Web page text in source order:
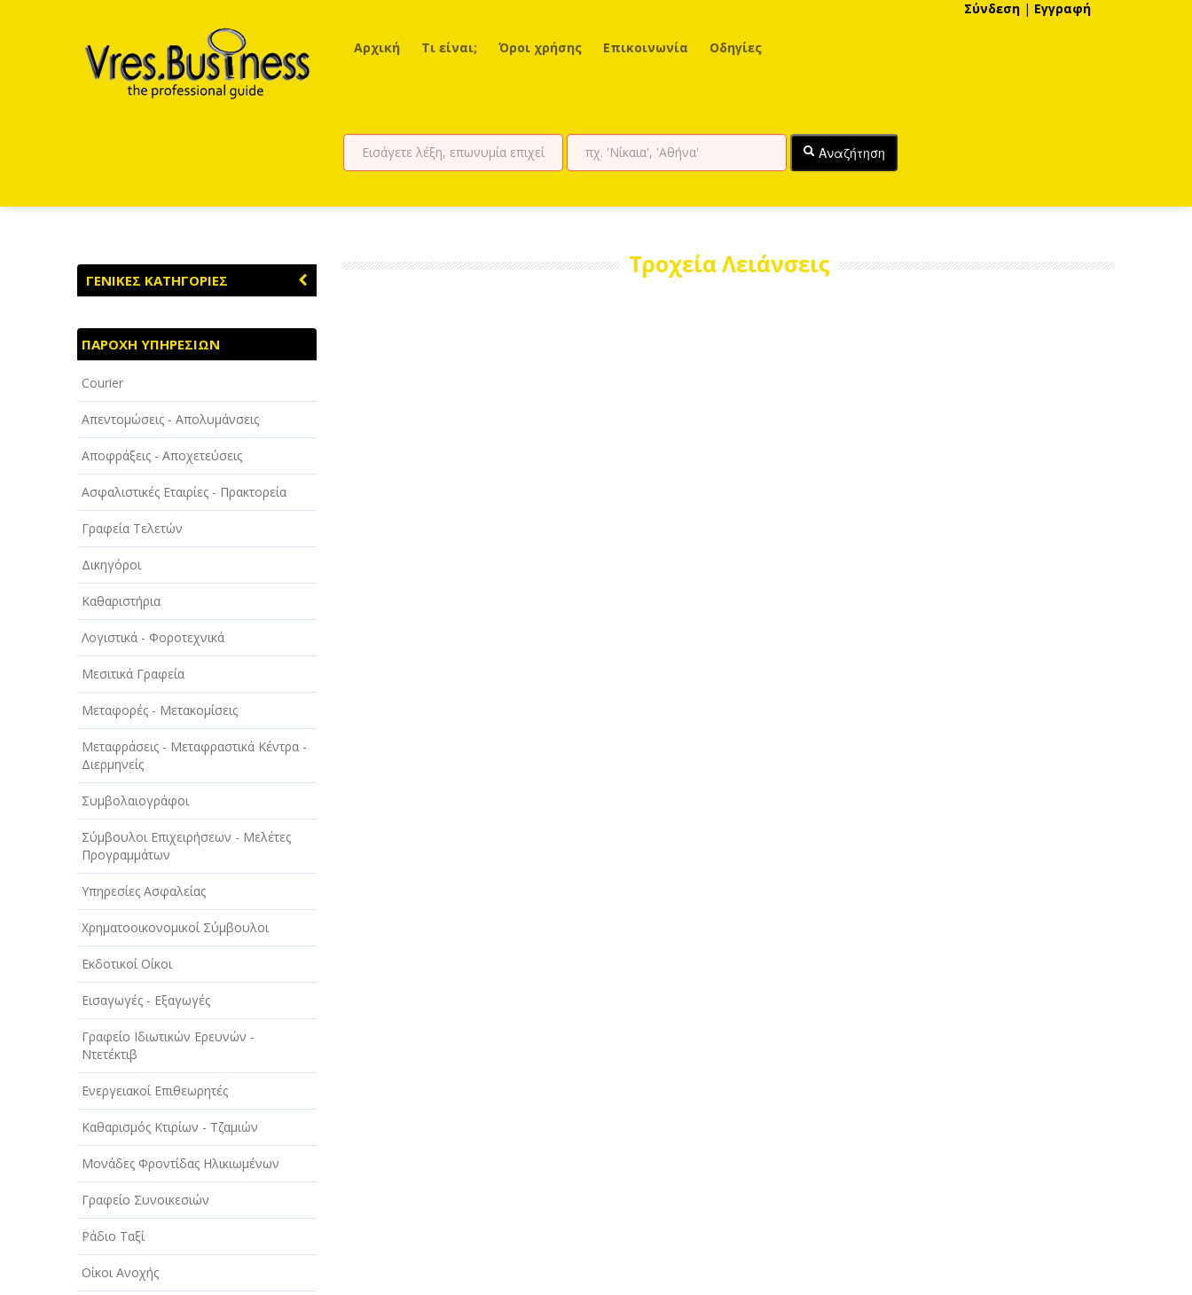
Αρχική Τι είναι; Όροι χρήσης Επικοινωνία Οδηγίες
Σύνδεση | Εγγραφή
Αναζήτηση
ΓΕΝΙΚΕΣ ΚΑΤΗΓΟΡΙΕΣ
ΑΓΡΟΤΙΚΑ - ΚΤΗΝΟΤΡΟΦΙΚΑ
ΑΘΛΗΤΙΣΜΟΣ
ΑΥΤΟΚΙΝΗΤΑ - ΜΗΧΑΝΕΣ - ΣΚΑΦΗ
ΔΙΑΣΚΕΔΑΣΗ - ΨΥΧΑΓΩΓΙΑ - ΤΕΧΝΕΣ
ΔΙΑΦΗΜΙΣΗ - ΜΜΕ
ΕΚΚΛΗΣΙΕΣ - ΦΙΛΑΝΘΡΩΠΙΚΑ
ΣΩΜΑΤΕΙΑ
ΕΚΠΑΙΔΕΥΣΗ - ΣΧΟΛΕΣ
ΕΜΠΟΡΙΟ - ΕΜΠΟΡΙΚΑ ΚΑΤΑΣΤΗΜΑΤΑ
ΕΡΓΟΣΤΑΣΙΑ - ΒΙΟΜΗΧΑΝΙΕΣ
ΞΕΝΟΔΟΧΕΙΑ - ΤΟΥΡΙΣΜΟΣ
ΟΜΟΡΦΙΑ
ΠΑΡΟΧΗ ΥΠΗΡΕΣΙΩΝ
ΤΕΧΝΙΚΑ - ΚΑΤΑΣΚΕΥΑΣΤΙΚΑ
ΤΕΧΝΟΛΟΓΙΑ
ΥΓΕΙΑ - ΙΑΤΡΟΙ
ΦΑΓΗΤΟ
ΠΑΡΟΧΗ ΥΠΗΡΕΣΙΩΝ
Courier
Απεντομώσεις - Απολυμάνσεις
Αποφράξεις - Αποχετεύσεις
Ασφαλιστικές Εταιρίες - Πρακτορεία
Γραφεία Τελετών
Δικηγόροι
Καθαριστήρια
Λογιστικά - Φοροτεχνικά
Μεσιτικά Γραφεία
Μεταφορές - Μετακομίσεις
Μεταφράσεις - Μεταφραστικά Κέντρα -
Διερμηνείς
Συμβολαιογράφοι
Σύμβουλοι Επιχειρήσεων - Μελέτες
Προγραμμάτων
Υπηρεσίες Ασφαλείας
Χρηματοοικονομικοί Σύμβουλοι
Εκδοτικοί Οίκοι
Εισαγωγές - Εξαγωγές
Γραφείο Ιδιωτικών Ερευνών -
Ντετέκτιβ
Ενεργειακοί Επιθεωρητές
Καθαρισμός Κτιρίων - Τζαμιών
Μονάδες Φροντίδας Ηλικιωμένων
Γραφείο Συνοικεσιών
Ράδιο Ταξί
Οίκοι Ανοχής
Τροχεία Λειάνσεις